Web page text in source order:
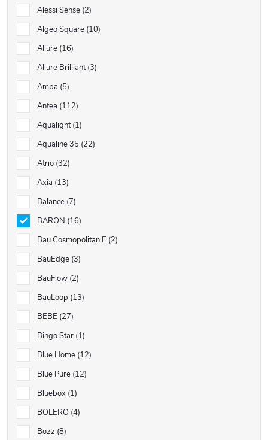
Alessi Sense 2
Algeo Square 10
Allure 16
Allure Brilliant 3
Amba 5
Antea 112
Aqualight 1
Aqualine 35 22
Atrio 32
Axia 13
Balance 7
BARON 16
Bau Cosmopolitan E 2
BauEdge 3
BauFlow 2
BauLoop 13
BEBÉ 27
Bingo Star 1
Blue Home 12
Blue Pure 12
Bluebox 1
BOLERO 4
Bozz 8